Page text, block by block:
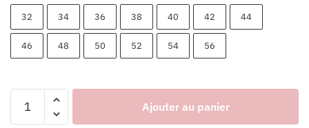
32 34 36 38 40 42 44
46 48 50 52 54 56
Ajouter au panier